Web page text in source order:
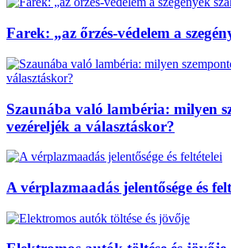
Farek: „az őrzés-védelem a
Szaunába való lambéria: milyen
vezéreljék a választáskor?
A vérplazmaadás jelentősége és